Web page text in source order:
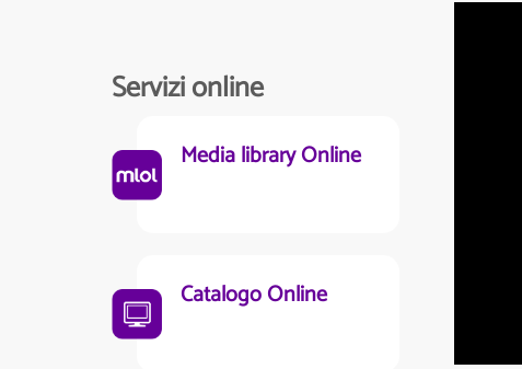
Servizi online
Media library Online
Catalogo Online